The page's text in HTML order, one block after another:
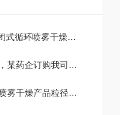
循环喷雾干燥系统
企订购我司多台干燥设备
干燥产品粒径的方法